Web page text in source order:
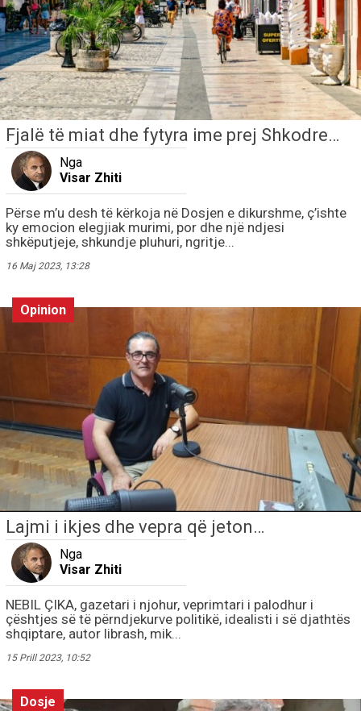
Fjalë të miat dhe fytyra ime prej Shkodre…
Nga
Visar Zhiti
Përse m’u desh të kërkoja në Dosjen e dikurshme, ç’ishte
ky emocion elegjiak murimi, por dhe një ndjesi
shkëputjeje, shkundje pluhuri, ngritje...
16 Maj 2023, 13:28
Opinion
Lajmi i ikjes dhe vepra që jeton…
Nga
Visar Zhiti
NEBIL ÇIKA, gazetari i njohur, veprimtari i palodhur i
çështjes së të përndjekurve politikë, idealisti i së djathtës
shqiptare, autor librash, mik...
15 Prill 2023, 10:52
Dosje